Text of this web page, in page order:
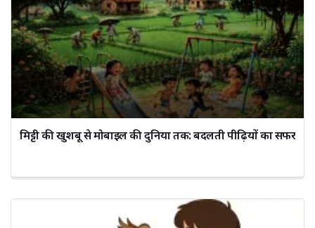
मिट्टी की खुशबू से मोबाइल की दुनिया तक: बदलती पीढ़ियों का सफर